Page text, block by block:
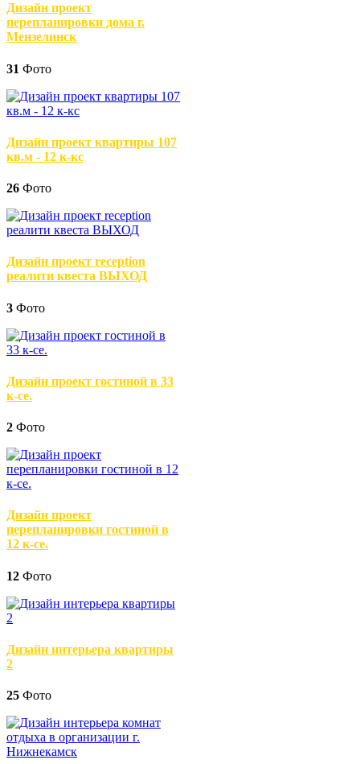
Дизайн проект
перепланировки дома г.
Мензелинск
31 Фото
Дизайн проект квартиры 107
кв.м - 12 к-кс
26 Фото
Дизайн проект reception
реалити квеста ВЫХОД
3 Фото
Дизайн проект гостиной в 33
к-се.
2 Фото
Дизайн проект
перепланировки гостиной в
12 к-се.
12 Фото
Дизайн интерьера квартиры
2
25 Фото